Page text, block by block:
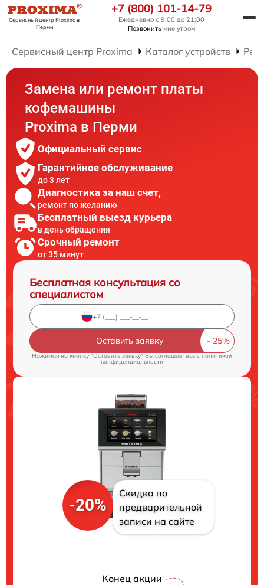
Сервисный центр Proximaв
Перми
+7 (800) 101-14-79
Ежедневно с 9:00 до 21:00
Позвонить мне утром
Сервисный центр Proxima Каталог устройств
Замена или ремонт платы
кофемашины
Proxima в Перми
Официальный сервис
Гарантийное обслуживание
до 3 лет
Диагностика за наш счет,
ремонт по желанию
Бесплатный выезд курьера
в день обращения
Срочный ремонт
от 35 минут
Бесплатная консультация со
специалистом
Оставить заявку
Нажимая на кнопку "Оставить заявку" Вы соглашаетесь cполитикой
конфиденциальности
-20%
Скидка по
предварительной
записи на сайте
Конец акции